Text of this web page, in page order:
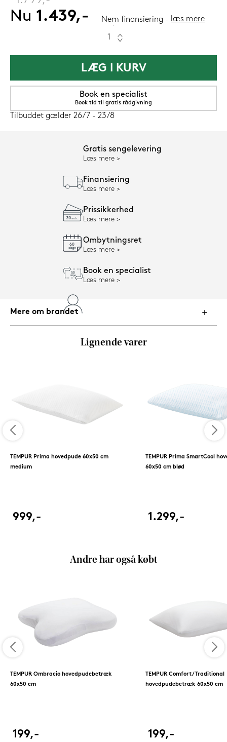
Nu 1.439,- Nem finansiering læs mere
LÆG I KURV
Book en specialist
Book tid til gratis rådgivning
Tilbuddet gælder 26/7 - 23/8
Gratis sengelevering
Læs mere
Finansiering
Læs mere
Prissikkerhed
Læs mere
Ombytningsret
Læs mere
Book en specialist
Læs mere
Mere om brandet
Lignende varer
TEMPUR Prima hovedpude 60x50 cm
medium
999,-
TEMPUR Prima SmartCool
60x50 cm blød
1.299,-
Andre har også købt
TEMPUR Ombracio hovedpudebetræk
60x50 cm
199,-
TEMPUR Comfort/Traditional
hovedpudebetræk 60x50 cm
199,-